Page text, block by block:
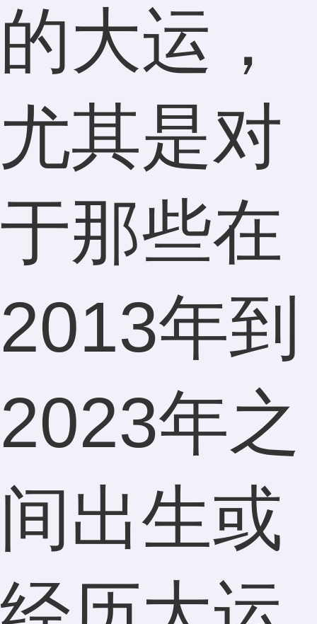
的大运，
尤其是对
于那些在
2013年到
2023年之
间出生或